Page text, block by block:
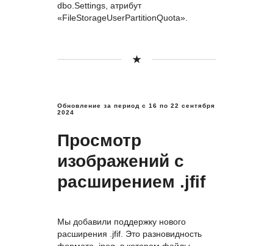
dbo.Settings, атрибут
«FileStorageUserPartitionQuota».
Обновление за период с 16 по 22 сентября
2024
Просмотр
изображений с
расширением .jfif
Мы добавили поддержку нового
расширения .jfif. Это разновидность